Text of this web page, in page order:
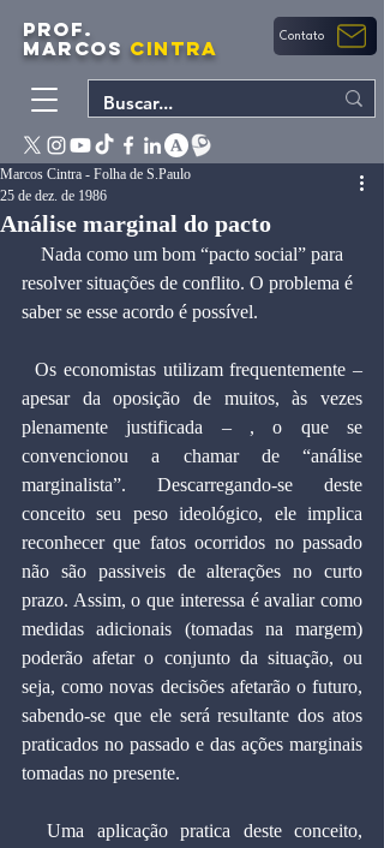
PROF.
MARCOS CINTRA Contato
Análise marginal do pacto
Marcos Cintra - Folha de S.Paulo
25 de dez. de 1986
resolver situações de conflito. O problema é
saber se esse acordo é possível.
  Os economistas utilizam frequentemente –
apesar da oposição de muitos, às vezes
plenamente justificada – , o que se
convencionou a chamar de “análise
marginalista”. Descarregando-se deste
conceito seu peso ideológico, ele implica
reconhecer que fatos ocorridos no passado
não são passiveis de alterações no curto
prazo. Assim, o que interessa é avaliar como
medidas adicionais (tomadas na margem)
poderão afetar o conjunto da situação, ou
seja, como novas decisões afetarão o futuro,
sabendo-se que ele será resultante dos atos
praticados no passado e das ações marginais
tomadas no presente.